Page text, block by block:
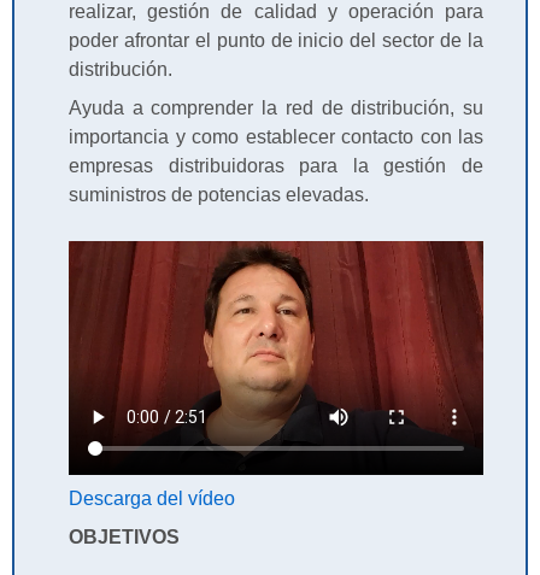
realizar, gestión de calidad y operación para
poder afrontar el punto de inicio del sector de la
distribución.
Ayuda a comprender la red de distribución, su
importancia y como establecer contacto con las
empresas distribuidoras para la gestión de
suministros de potencias elevadas.
Descarga del vídeo
OBJETIVOS